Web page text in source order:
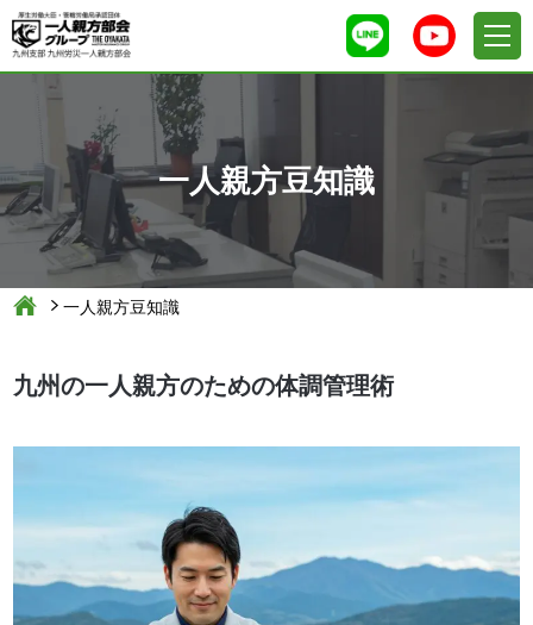
一人親方豆知識
一人親方豆知識
九州の一人親方のための体調管理術